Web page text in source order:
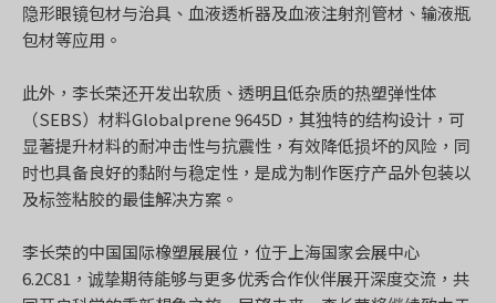
隐形眼镜包材与治具、血液透析器及血液注射剂管材、输液瓶
包材等应用。
此外，李长荣还开发出软质、透明且低杂质的热塑弹性体
（SEBS）材料Globalprene 9645D，其独特的结构设计，可
显著提升材料的耐冲击性与抗震性，有效降低损坏的风险，同
时也具备良好的黏附与稳定性，是成为制作医疗产品外包装以
及标签粘胶的最佳解决方案。
李长荣的中国国际橡塑展展位，位于上海国家会展中心
6.2C81，诚挚期待能够与更多优秀合作伙伴展开深度交流，共